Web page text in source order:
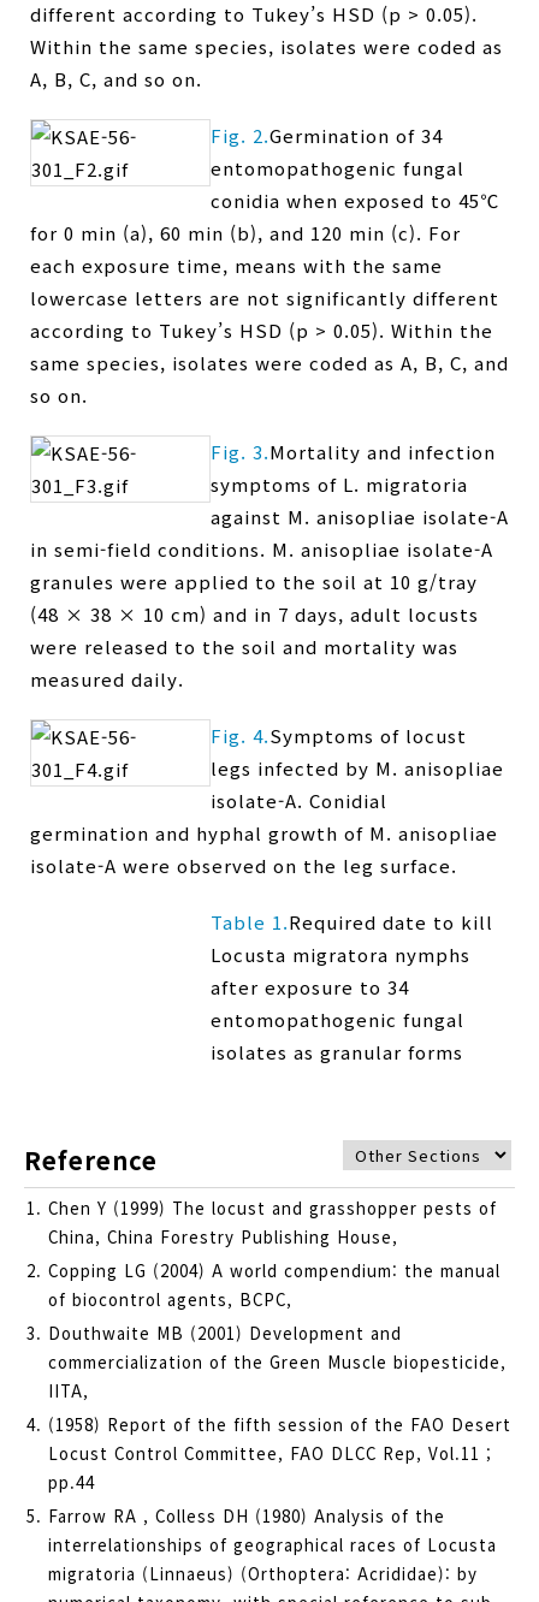
different according to Tukey’s HSD (p > 0.05).
Within the same species, isolates were coded as
A, B, C, and so on.
Fig. 2.Germination of 34
entomopathogenic fungal
conidia when exposed to 45℃
for 0 min (a), 60 min (b), and 120 min (c). For
each exposure time, means with the same
lowercase letters are not significantly different
according to Tukey’s HSD (p > 0.05). Within the
same species, isolates were coded as A, B, C, and
so on.
Fig. 3.Mortality and infection
symptoms of L. migratoria
against M. anisopliae isolate-A
in semi-field conditions. M. anisopliae isolate-A
granules were applied to the soil at 10 g/tray
(48 × 38 × 10 cm) and in 7 days, adult locusts
were released to the soil and mortality was
measured daily.
Fig. 4.Symptoms of locust
legs infected by M. anisopliae
isolate-A. Conidial
germination and hyphal growth of M. anisopliae
isolate-A were observed on the leg surface.
Table 1.Required date to kill
Locusta migratora nymphs
after exposure to 34
entomopathogenic fungal
isolates as granular forms
Reference
Chen Y (1999) The locust and grasshopper pests of
China, China Forestry Publishing House,
Copping LG (2004) A world compendium: the manual
of biocontrol agents, BCPC,
Douthwaite MB (2001) Development and
commercialization of the Green Muscle biopesticide,
IITA,
(1958) Report of the fifth session of the FAO Desert
Locust Control Committee, FAO DLCC Rep, Vol.11 ;
pp.44
Farrow RA , Colless DH (1980) Analysis of the
interrelationships of geographical races of Locusta
migratoria (Linnaeus) (Orthoptera: Acrididae): by